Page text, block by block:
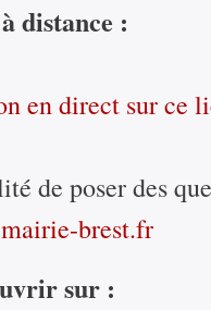
distance :
en direct sur ce
de poser des
brest.fr
sur :